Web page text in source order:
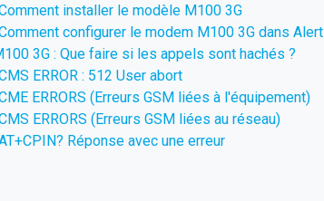
installer le modèle M100 3G
configurer le modem M100 3G dans Alert
3G : Que faire si les appels sont hachés ?
ERROR : 512 User abort
ERRORS (Erreurs GSM liées à l'équipement)
ERRORS (Erreurs GSM liées au réseau)
Réponse avec une erreur